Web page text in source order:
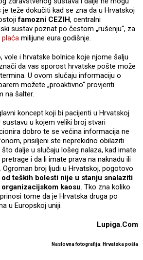
je teže dokučiti kad se zna da u Hrvatskoj
famozni CEZIH, centralni
sustav poznat po čestom „rušenju“, za
plaća milijune eura godišnje.
i hrvatske bolnice koje njome šalju
da vas sporost hrvatske pošte može
U ovom slučaju informaciju o
možete „proaktivno“ provjeriti
na šalter.
koncept koji bi pacijenti u Hrvatskoj
sustavu u kojem veliki broj stvari
dobro te se većina informacija ne
prisiljeni ste neprekidno obilaziti
dalje u slučaju lošeg nalaza, kad imate
i da li imate prava na naknadu ili
Ogroman broj ljudi u Hrvatskoj, pogotovo
od teških bolesti nije u stanju snalaziti
kaosu . Tko zna koliko
tome da je Hrvatska druga po
u Europskoj uniji.
Lupiga.Com
Naslovna fotografija: Hrvatska pošta